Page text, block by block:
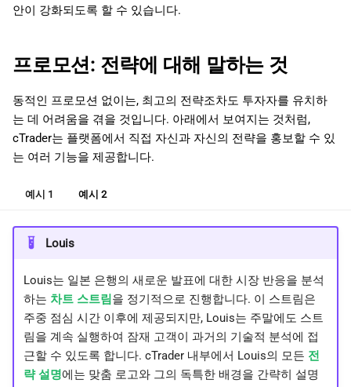
안이 강화되도록 할 수 있습니다.
프로모션: 전략에 대해 말하는 것
동적인 프로모션 없이는, 최고의 전략조차도 투자자를 유치하
는 데 어려움을 겪을 것입니다. 아래에서 보여지는 것처럼,
cTrader는 플랫폼에서 직접 자신과 자신의 전략을 홍보할 수 있
는 여러 기능을 제공합니다.
예시 1 예시 2
Louis
Louis는 일본 은행의 새로운 발표에 대한 시장 반응을 분석
하는 차트 스트림을 정기적으로 진행합니다. 이 스트림은
주중 점심 시간 이후에 제공되지만, Louis는 주말에도 스트
림을 계속 실행하여 잠재 고객이 과거의 기술적 분석에 접
근할 수 있도록 합니다. cTrader 내부에서 Louis의 모든 전
략 설명에는 맞춤 로고와 그의 독특한 배경을 간략히 설명